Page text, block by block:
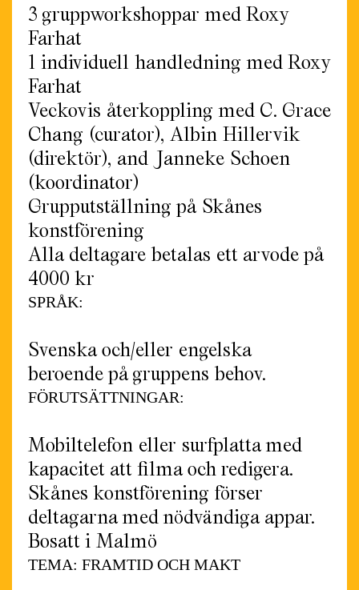
3 gruppworkshoppar med Roxy
Farhat
1 individuell handledning med Roxy
Farhat
Veckovis återkoppling med C. Grace
Chang (curator), Albin Hillervik
(direktör), and Janneke Schoen
(koordinator)
Grupputställning på Skånes
konstförening
Alla deltagare betalas ett arvode på
4000 kr
SPRÅK:
Svenska och/eller engelska
beroende på gruppens behov.
FÖRUTSÄTTNINGAR:
Mobiltelefon eller surfplatta med
kapacitet att filma och redigera.
Skånes konstförening förser
deltagarna med nödvändiga appar.
Bosatt i Malmö
TEMA: FRAMTID OCH MAKT